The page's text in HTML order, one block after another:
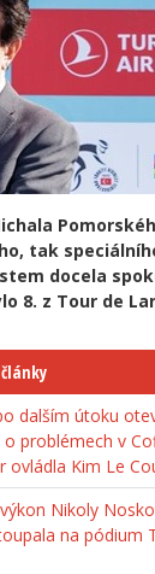
tak
docela
8. z Tour de
dalším útoku
problémech v
ovládla Kim Le
Nikoly
na pódium